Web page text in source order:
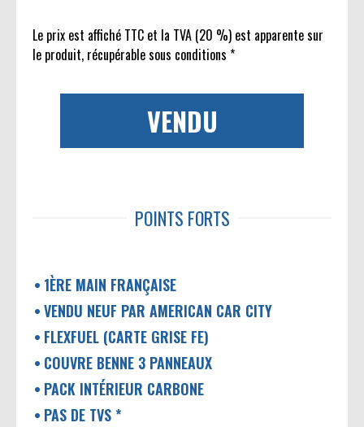
Le prix est affiché TTC et la TVA (20 %) est apparente sur
le produit, récupérable sous conditions *
VENDU
POINTS FORTS
1ÈRE MAIN FRANÇAISE
VENDU NEUF PAR AMERICAN CAR CITY
FLEXFUEL (CARTE GRISE FE)
COUVRE BENNE 3 PANNEAUX
PACK INTÉRIEUR CARBONE
PAS DE TVS *